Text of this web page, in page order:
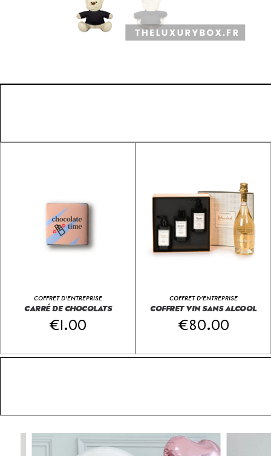
COFFRET D'ENTREPRISE
CARRÉ DE CHOCOLATS
€1.00
COFFRET D'ENTREPRISE
COFFRET VIN SANS ALCOOL
€80.00